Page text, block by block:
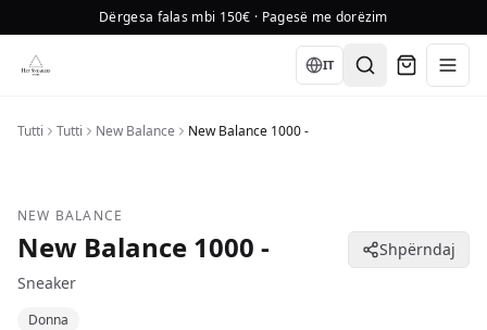
Dërgesa falas mbi 150€ · Pagesë me dorëzim
Language
IT
Tutti Tutti New Balance New Balance 1000 -
NEW BALANCE
New Balance 1000 -
Shpërndaj
Sneaker
Donna